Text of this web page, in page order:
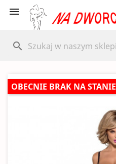

search
OBECNIE BRAK NA STANIE